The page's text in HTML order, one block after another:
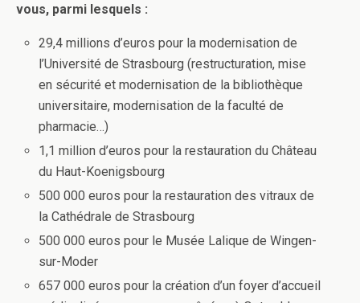
vous, parmi lesquels :
29,4 millions d’euros pour la modernisation de
l’Université de Strasbourg (restructuration, mise
en sécurité et modernisation de la bibliothèque
universitaire, modernisation de la faculté de
pharmacie…)
1,1 million d’euros pour la restauration du Château
du Haut-Koenigsbourg
500 000 euros pour la restauration des vitraux de
la Cathédrale de Strasbourg
500 000 euros pour le Musée Lalique de Wingen-
sur-Moder
657 000 euros pour la création d’un foyer d’accueil